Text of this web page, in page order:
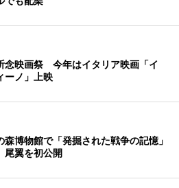
念映画祭 今年はイタリア映画「イ
ーノ」上映
森博物館で「発掘された戦争の記憶」
翼を初公開